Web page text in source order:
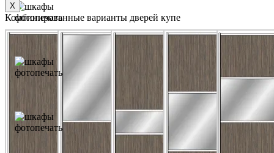
X
Комбинированные варианты дверей купе